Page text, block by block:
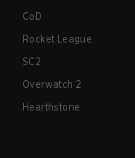
CoD
Rocket League
SC2
Overwatch 2
Hearthstone